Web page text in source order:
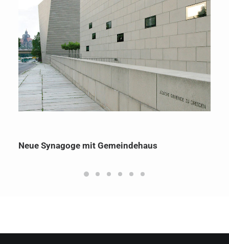
Neue Synagoge mit Gemeindehaus